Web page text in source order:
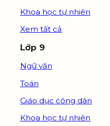
Khoa học tự nhiên
Xem tất cả
Lớp 9
Ngữ văn
Toán
Giáo dục công dân
Khoa học tự nhiên